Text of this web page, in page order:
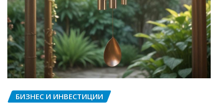
БИЗНЕС И ИНВЕСТИЦИИ